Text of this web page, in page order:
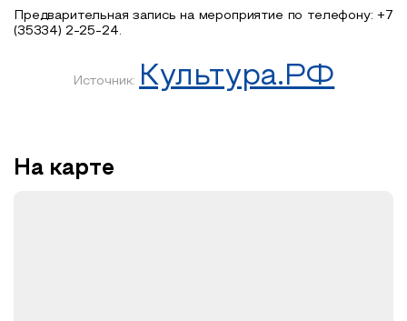
Предварительная запись на мероприятие по телефону: +7
(35334) 2-25-24.
Источник: Культура.РФ
На карте